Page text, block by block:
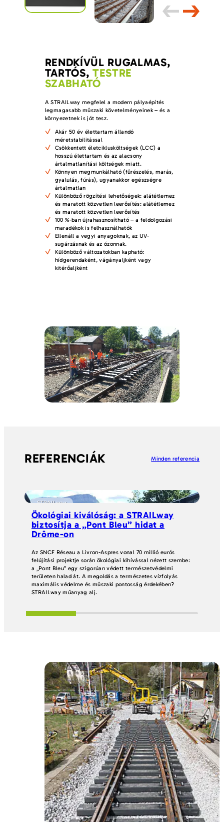
RENDKÍVÜL RUGALMAS,
TARTÓS,TESTRE
SZABHATÓ
A STRAILway megfelel a modern pályaépítés
legmagasabb műszaki követelményeinek – és a
környezetnek is jót tesz.
Akár 50 év élettartam állandó
méretstabilitással
Csökkentett életciklusköltségek (LCC) a
hosszú élettartam és az alacsony
ártalmatlanítási költségek miatt.
Könnyen megmunkálható (fűrészelés, marás,
gyalulás, fúrás), ugyanakkor egészségre
ártalmatlan
Különböző rögzítési lehetőségek: alátétlemez
és maratott közvetlen leerősítés: alátétlemez
és maratott közvetlen leerősítés
100 %-ban újrahasznosítható – a feldolgozási
maradékok is felhasználhatók
Ellenáll a vegyi anyagoknak, az UV-
sugárzásnak és az ózonnak.
Különböző változatokban kapható:
hídgerendaként, vágányaljként vagy
kitérőaljként
REFERENCIÁK Minden referencia
STRAILway
Ökológiai kiválóság: a STRAILway
biztosítja a „Pont Bleu” hidat a
Drôme-on
Az SNCF Réseau a Livron-Aspres vonal 70 millió eurós
felújítási projektje során ökológiai kihívással nézett szembe:
a „Pont Bleu” egy szigorúan védett természetvédelmi
területen halad át. A megoldás a természetes vízfolyás
maximális védelme és műszaki pontosság érdekében?
STRAILway műanyag alj.